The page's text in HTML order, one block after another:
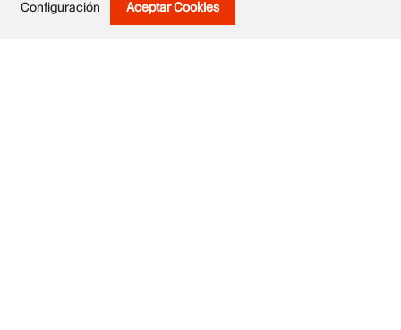
Obras
Configuración Aceptar Cookies